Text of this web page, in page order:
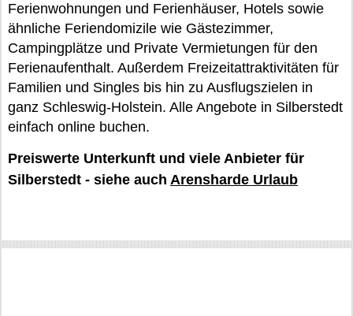
Ferienwohnungen und Ferienhäuser, Hotels sowie
ähnliche Feriendomizile wie Gästezimmer,
Campingplätze und Private Vermietungen für den
Ferienaufenthalt. Außerdem Freizeitattraktivitäten für
Familien und Singles bis hin zu Ausflugszielen in
ganz Schleswig-Holstein. Alle Angebote in Silberstedt
einfach online buchen.
Preiswerte Unterkunft und viele Anbieter für
Silberstedt - siehe auch Arensharde Urlaub